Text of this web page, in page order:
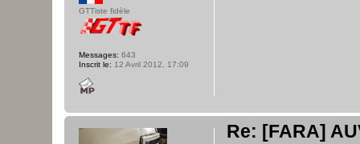
GTTiste fidèle
Messages: 643
Inscrit le: 12 Avril 2012, 17:09
Re: [FARA]